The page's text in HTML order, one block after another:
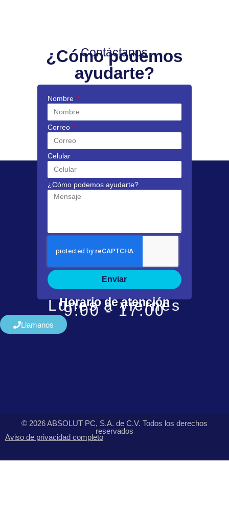
Contáctanos
¿Cómo podemos
ayudarte?
Nombre
Correo
Celular
¿Cómo podemos ayudarte?
Enviar
Horario de atención
Lunes a viernes
9:00 - 17:00
Llamanos
© 2026 ABSOLUT PC, S.A. de C.V. Todos los derechos
reservados
Aviso de privacidad completo